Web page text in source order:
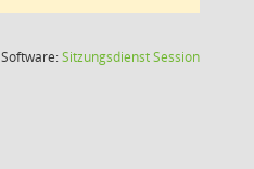
Software:SitzungsdienstSession(Wird in